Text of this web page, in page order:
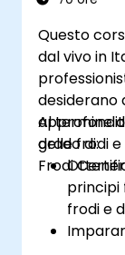
Questo
dal vivo in
desiderano
delle frodi
Frodi
Al termine
grado di:
principi
frodi e